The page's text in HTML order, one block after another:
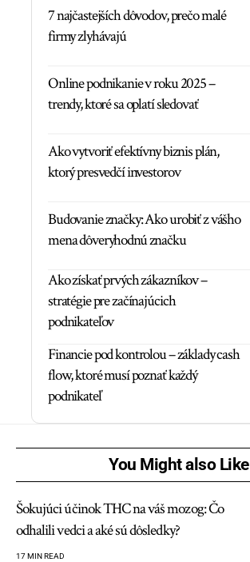
7 najčastejších dôvodov, prečo malé
firmy zlyhávajú
Online podnikanie v roku 2025 –
trendy, ktoré sa oplatí sledovať
Ako vytvoriť efektívny biznis plán,
ktorý presvedčí investorov
Budovanie značky: Ako urobiť z vášho
mena dôveryhodnú značku
Ako získať prvých zákazníkov –
stratégie pre začínajúcich
podnikateľov
Financie pod kontrolou – základy cash
flow, ktoré musí poznať každý
podnikateľ
You Might also Like
Šokujúci účinok THC na váš mozog: Čo
odhalili vedci a aké sú dôsledky?
17 MIN READ